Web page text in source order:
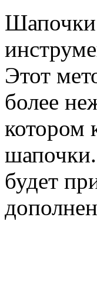
Шапочки
Этот
более
котором
шапочки.
будет